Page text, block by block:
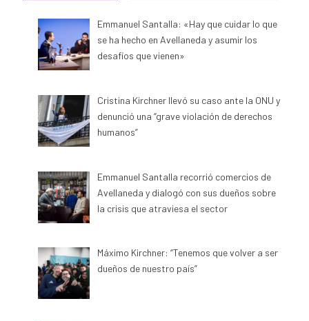
Emmanuel Santalla: «Hay que cuidar lo que
se ha hecho en Avellaneda y asumir los
desafíos que vienen»
Cristina Kirchner llevó su caso ante la ONU y
denunció una “grave violación de derechos
humanos”
Emmanuel Santalla recorrió comercios de
Avellaneda y dialogó con sus dueños sobre
la crisis que atraviesa el sector
Máximo Kirchner: “Tenemos que volver a ser
dueños de nuestro país”